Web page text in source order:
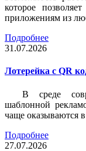
которое
приложениям из
Подробнее
31.07.2026
Лотерейка c QR
В среде
шаблонной
чаще оказываются
Подробнее
27.07.2026